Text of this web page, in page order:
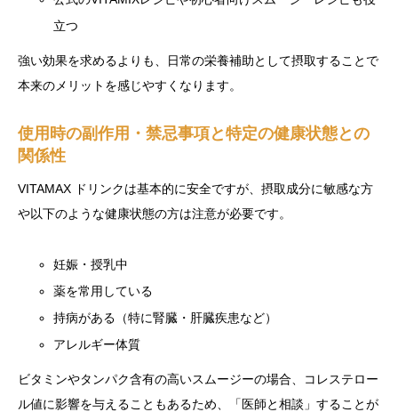
立つ
強い効果を求めるよりも、日常の栄養補助として摂取することで
本来のメリットを感じやすくなります。
使用時の副作用・禁忌事項と特定の健康状態との
関係性
VITAMAX ドリンクは基本的に安全ですが、摂取成分に敏感な方
や以下のような健康状態の方は注意が必要です。
妊娠・授乳中
薬を常用している
持病がある（特に腎臓・肝臓疾患など）
アレルギー体質
ビタミンやタンパク含有の高いスムージーの場合、コレステロー
ル値に影響を与えることもあるため、「医師と相談」することが